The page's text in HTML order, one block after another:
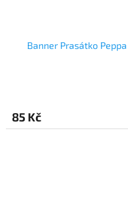
Banner Prasátko
85 Kč